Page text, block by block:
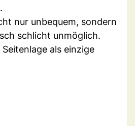
.
nur unbequem, sondern
schlicht unmöglich.
als einzige